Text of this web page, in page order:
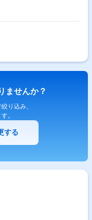
ませんか？
り込み、
。
する